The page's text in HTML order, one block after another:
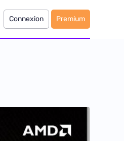
Connexion Premium